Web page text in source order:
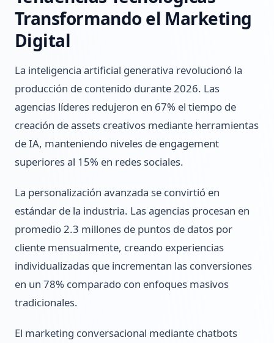
Transformando el Marketing
Digital
La inteligencia artificial generativa revolucionó la
producción de contenido durante 2026. Las
agencias líderes redujeron en 67% el tiempo de
creación de assets creativos mediante herramientas
de IA, manteniendo niveles de engagement
superiores al 15% en redes sociales.
La personalización avanzada se convirtió en
estándar de la industria. Las agencias procesan en
promedio 2.3 millones de puntos de datos por
cliente mensualmente, creando experiencias
individualizadas que incrementan las conversiones
en un 78% comparado con enfoques masivos
tradicionales.
El marketing conversacional mediante chatbots